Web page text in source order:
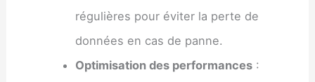
régulières pour éviter la perte de
données en cas de panne.
Optimisation des performances :